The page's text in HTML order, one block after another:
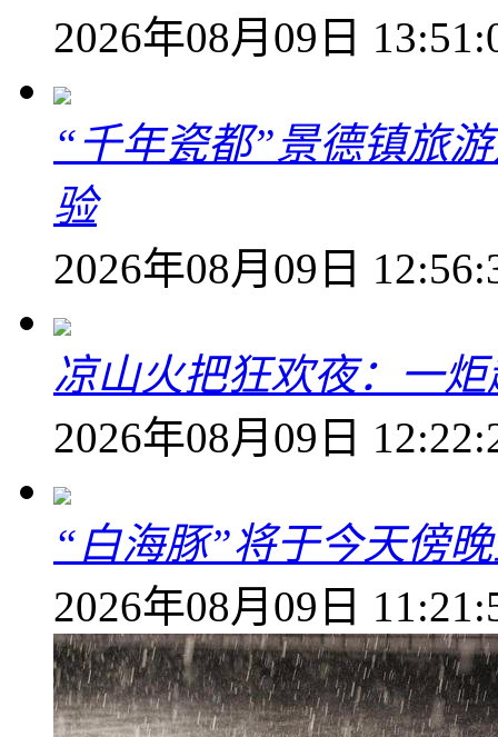
2026年08月09日
“千年瓷都”景德镇旅
验
2026年08月09日
凉山火把狂欢夜：一
2026年08月09日
“白海豚”将于今天傍
2026年08月09日